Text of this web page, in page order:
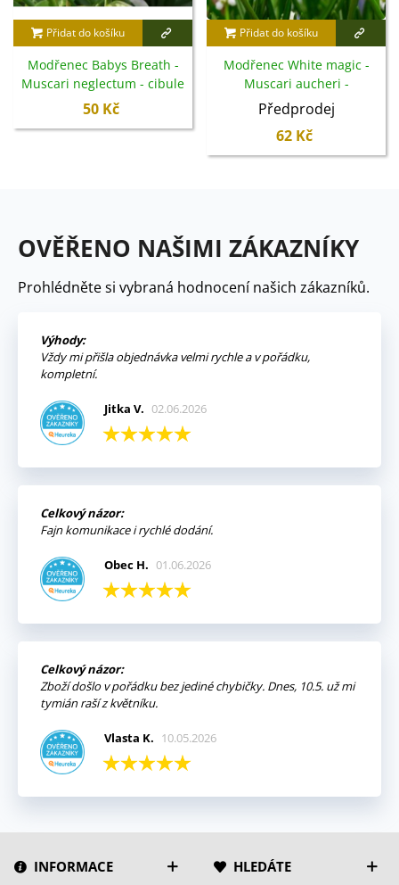
Přidat do košíku
Modřenec Babys Breath -
Muscari neglectum - cibule
modřence - 5 ks
50 Kč
Přidat do košíku
Modřenec White magic -
Muscari aucheri -
cibuloviny - 5 ks
Předprodej
62 Kč
OVĚŘENO NAŠIMI ZÁKAZNÍKY
Prohlédněte si vybraná hodnocení našich zákazníků.
Výhody:
Vždy mi přišla objednávka velmi rychle a v pořádku,
kompletní.
Jitka V. 02.06.2026
Celkový názor:
Fajn komunikace i rychlé dodání.
Obec H. 01.06.2026
Celkový názor:
Zboží došlo v pořádku bez jediné chybičky. Dnes, 10.5. už mi
tymián raší z květníku.
Vlasta K. 10.05.2026
INFORMACE HLEDÁTE